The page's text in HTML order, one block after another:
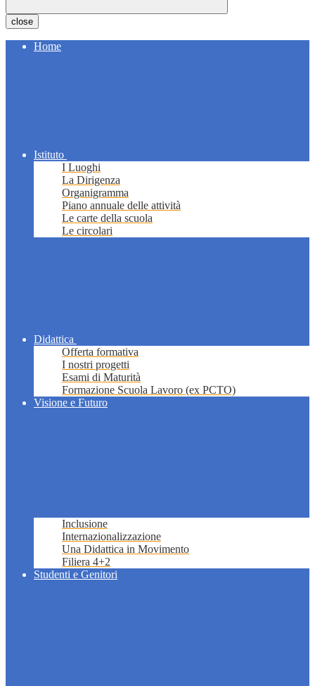
close
Home
Istituto
I Luoghi
La Dirigenza
Organigramma
Piano annuale delle attività
Le carte della scuola
Le circolari
Didattica
Offerta formativa
I nostri progetti
Esami di Maturità
Formazione Scuola Lavoro (ex PCTO)
Visione e Futuro
Inclusione
Internazionalizzazione
Una Didattica in Movimento
Filiera 4+2
Studenti e Genitori